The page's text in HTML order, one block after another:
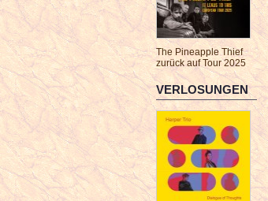
The Pineapple Thief
zurück auf Tour 2025
VERLOSUNGEN